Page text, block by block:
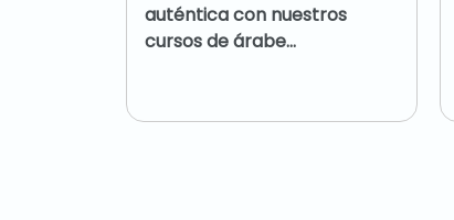
auténtica con nuestros
cursos de árabe...